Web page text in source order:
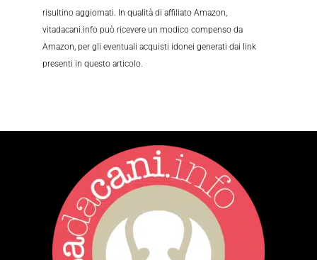
risultino aggiornati. In qualità di affiliato Amazon,
vitadacani.info può ricevere un modico compenso da
Amazon, per gli eventuali acquisti idonei generati dai link
presenti in questo articolo.